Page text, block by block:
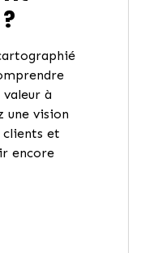
à
une vision
clients et
encore